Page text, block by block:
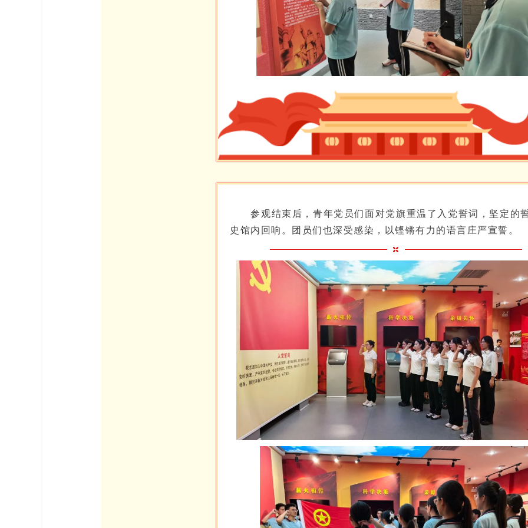
参观结束后，青年党员们面对党旗重温了入党誓词，坚定的
史馆内回响。团员们也深受感染，以铿锵有力的语言庄严宣誓。